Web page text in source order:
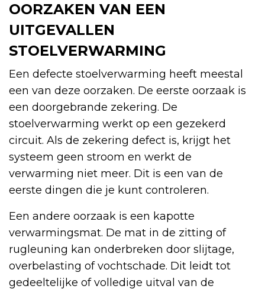
OORZAKEN VAN EEN
UITGEVALLEN
STOELVERWARMING
Een defecte stoelverwarming heeft meestal
een van deze oorzaken. De eerste oorzaak is
een doorgebrande zekering. De
stoelverwarming werkt op een gezekerd
circuit. Als de zekering defect is, krijgt het
systeem geen stroom en werkt de
verwarming niet meer. Dit is een van de
eerste dingen die je kunt controleren.
Een andere oorzaak is een kapotte
verwarmingsmat. De mat in de zitting of
rugleuning kan onderbreken door slijtage,
overbelasting of vochtschade. Dit leidt tot
gedeeltelijke of volledige uitval van de